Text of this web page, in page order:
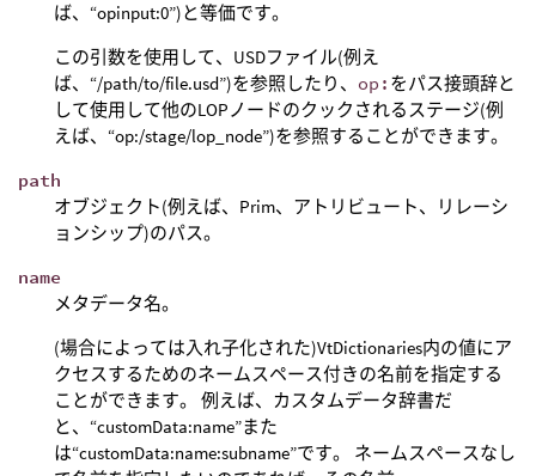
ば、“opinput:0”)と等価です。
この引数を使用して、USDファイル(例え
ば、“/path/to/file.usd”)を参照したり、 op: をパス接頭辞と
して使用して他のLOPノードのクックされるステージ(例
えば、“op:/stage/lop_node”)を参照することができます。
path
オブジェクト(例えば、Prim、アトリビュート、リレーシ
ョンシップ)のパス。
name
メタデータ名。
(場合によっては入れ子化された)VtDictionaries内の値にア
クセスするためのネームスペース付きの名前を指定する
ことができます。 例えば、カスタムデータ辞書だ
と、“customData:name”また
は“customData:name:subname”です。 ネームスペースなし